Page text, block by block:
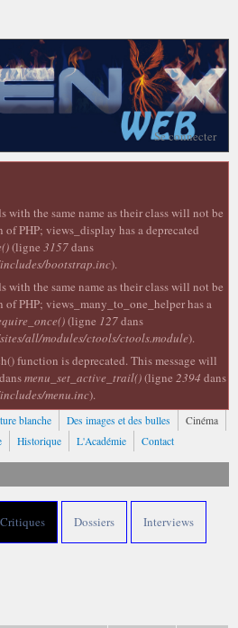
Se connecter
with the same name as their class will not be
PHP; views_display has a deprecated
(ligne 3157dans
bootstrap.inc).
with the same name as their class will not be
PHP; views_many_to_one_helper has a
(ligne 127dans
all/modules/ctools/ctools.module).
function is deprecated. This message will
menu_set_active_trail()(ligne 2394 dans
menu.inc).
blanche Des images et des bulles
Cinéma
Historique L'Académie Contact
Critiques Dossiers Interviews